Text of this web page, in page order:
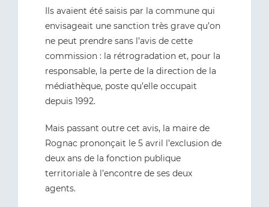
Ils avaient été saisis par la commune qui
envisageait une sanction très grave qu’on
ne peut prendre sans l’avis de cette
commission : la rétrogradation et, pour la
responsable, la perte de la direction de la
médiathèque, poste qu’elle occupait
depuis 1992.
Mais passant outre cet avis, la maire de
Rognac prononçait le 5 avril l’exclusion de
deux ans de la fonction publique
territoriale à l’encontre de ses deux
agents.